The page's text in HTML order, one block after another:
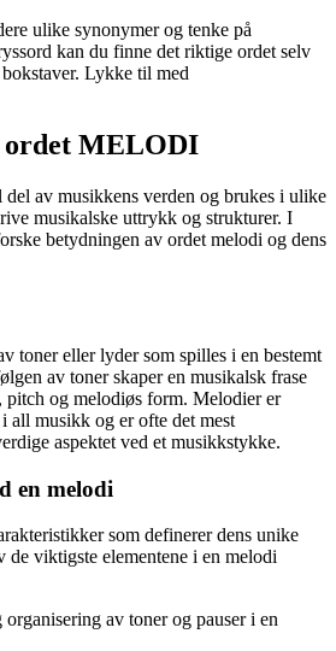
ulike synonymer og tenke på
kan du finne det riktige ordet selv
Lykke til med
ordet MELODI
del av musikkens verden og brukes i ulike
musikalske uttrykk og strukturer. I
betydningen av ordet melodi og dens
toner eller lyder som spilles i en bestemt
av toner skaper en musikalsk frase
pitch og melodiøs form. Melodier er
all musikk og er ofte det mest
aspektet ved et musikkstykke.
en melodi
som definerer dens unike
viktigste elementene i en melodi
organisering av toner og pauser i en